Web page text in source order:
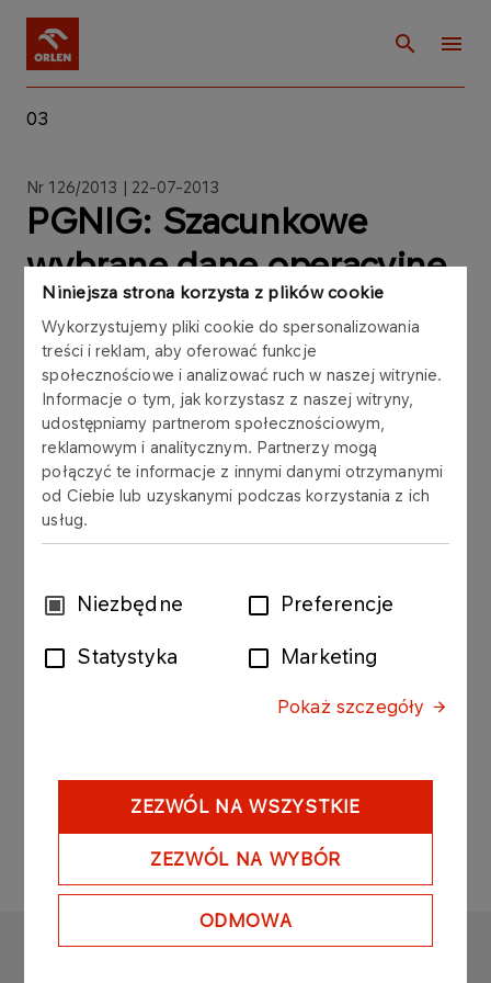
Niniejsza strona korzysta z plików cookie
Wykorzystujemy pliki cookie do spersonalizowania
treści i reklam, aby oferować funkcje
społecznościowe i analizować ruch w naszej witrynie.
Informacje o tym, jak korzystasz z naszej witryny,
udostępniamy partnerom społecznościowym,
reklamowym i analitycznym. Partnerzy mogą
połączyć te informacje z innymi danymi otrzymanymi
od Ciebie lub uzyskanymi podczas korzystania z ich
usług.
WybórNiezbędne Preferencje
Statystyka Marketing
Pokaż szczegóły
ZEZWÓL NA WSZYSTKIE
ZEZWÓL NA WYBÓR
ODMOWA
03
Nr 126/2013 | 22-07-2013
PGNIG: Szacunkowe
wybrane dane operacyjne
za I półrocze 2013 roku i II
kwartał 2013 roku
Zarząd Polskiego Górnictwa Naftowego i
Gazownictwa SA ("PGNiG") przekazuje
szacunkowe, wybrane dane operacyjne za I
Załącznik 1 do raportu bieżącego numer 126 -